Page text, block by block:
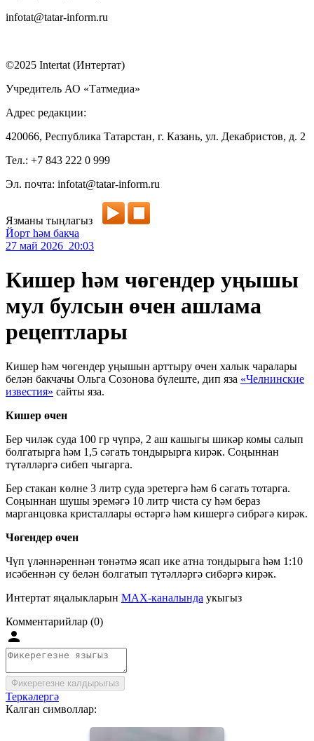
infotat@tatar-inform.ru
©2025 Intertat (Интертат)
Учредитель АО «Татмедиа»
Адрес редакции:
420066, Республика Татарстан, г. Казань, ул. Декабристов, д. 2
Тел.: +7 843 222 0 999
Эл. почта: infotat@tatar-inform.ru
Язманы тыңлагыз
Йорт һәм бакча
27 май 2026 20:03
Кишер һәм чөгендер уңышы
мул булсын өчен ашлама
рецептлары
Кишер һәм чөгендер уңышын арттыру өчен халык чаралары
белән бакчачы Ольга Созонова бүлеште, дип яза «Челнинские
известия» сайты яза.
Кишер өчен
Бер чиләк суда 100 гр чүпрә, 2 аш кашыгы шикәр комы салып
болгатырга һәм 1,5 сәгать тондырырга кирәк. Соңыннан
түтәлләргә сибеп чыгарга.
Бер стакан көлне 3 литр суда эретергә һәм 6 сәгать тотарга.
Соңыннан шушы эремәгә 10 литр чиста су һәм бераз
марганцовка кристаллары өстәргә һәм кишергә сибрәгә кирәк.
Чөгендер өчен
Чүп үләннәреннән төнәтмә ясап ике атна тондырыга һәм 1:10
исәбеннән су белән болгатып түтәлләргә сибәргә кирәк.
Интертат яңалыкларын MAX-каналында укыгыз
Комментарийлар (0)
Фикерегезне калдырыгыз
Теркәлергә
Калган символлар: